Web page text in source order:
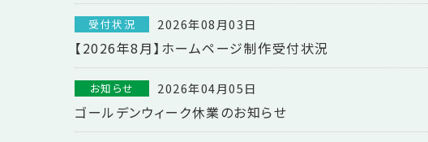
受付状況 2026年08月03日
【2026年8月】ホームページ制作受付状況
お知らせ 2026年04月05日
ゴールデンウィーク休業のお知らせ